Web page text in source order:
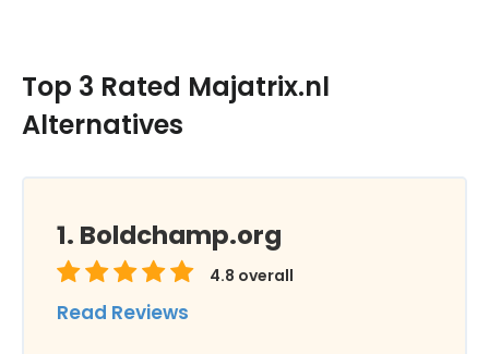
Top 3 Rated Majatrix.nl
Alternatives
Boldchamp.org
4.8 overall
Read Reviews